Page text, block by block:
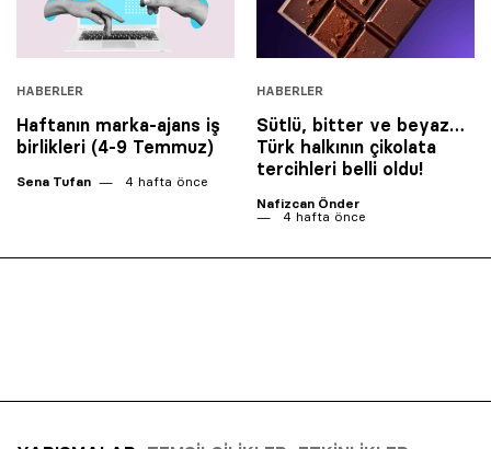
HABERLER
Haftanın marka-ajans iş
birlikleri (4-9 Temmuz)
Sena Tufan 4 hafta önce
HABERLER
Sütlü, bitter ve beyaz…
Türk halkının çikolata
tercihleri belli oldu!
Nafizcan Önder
4 hafta önce